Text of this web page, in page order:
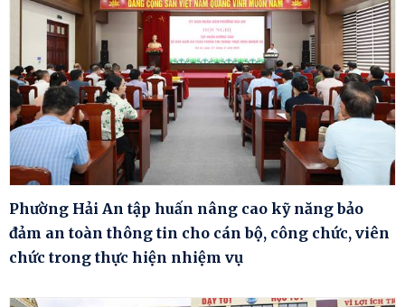
Phường Hải An tập huấn nâng cao kỹ năng bảo
đảm an toàn thông tin cho cán bộ, công chức, viên
chức trong thực hiện nhiệm vụ